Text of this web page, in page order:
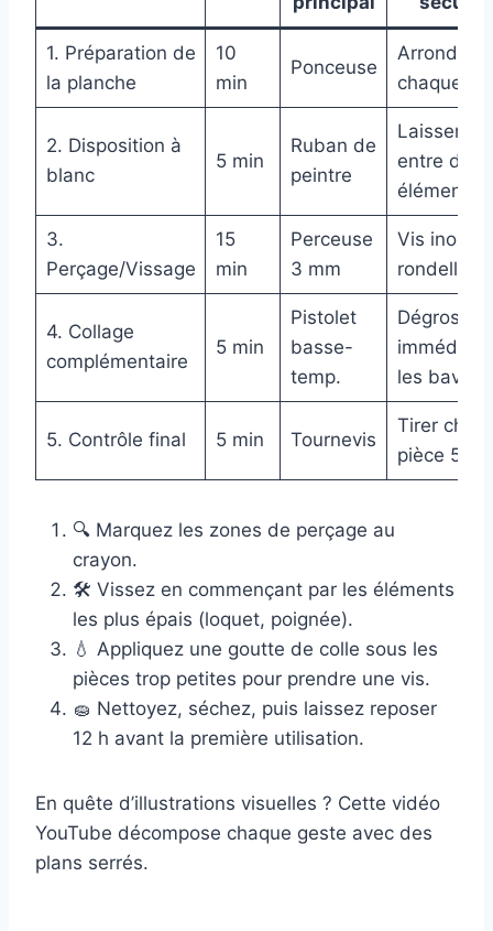
1. Préparation de
la planche
10
min
Ponceuse
Arrondir
chaque
2. Disposition à
blanc
5 min
Ruban de
peintre
Laisser 3
entre deux
éléments
3.
Perçage/Vissage
15
min
Perceuse
3 mm
Vis inox +
rondelle
4. Collage
complémentaire
5 min
Pistolet
basse-
temp.
Dégrossir
les
5. Contrôle final 5 min Tournevis
Tirer
pièce 5 s
🔍 Marquez les zones de perçage au
crayon.
🛠️ Vissez en commençant par les éléments
les plus épais (loquet, poignée).
💧 Appliquez une goutte de colle sous les
pièces trop petites pour prendre une vis.
🧽 Nettoyez, séchez, puis laissez reposer
12 h avant la première utilisation.
En quête d’illustrations visuelles ? Cette vidéo
YouTube décompose chaque geste avec des
plans serrés.